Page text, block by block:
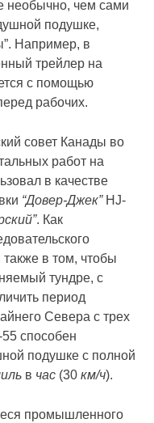
необычно, чем сами
подушке,
Например, в
трейлер на
с помощью
рабочих.
совет Канады во
работ на
в качестве
“Довер-Джек”HJ-
. Как
также в том, чтобы
тундре, с
период
Севера с трех
способен
подушке с полной
в час (30км/ч).
промышленного